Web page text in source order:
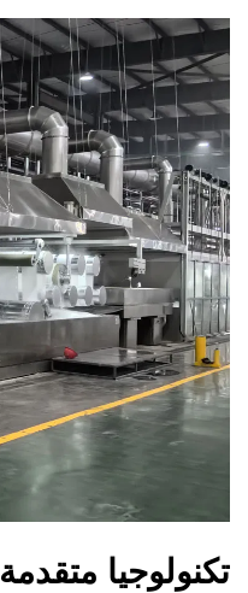
تكنولوجيا متقدمة